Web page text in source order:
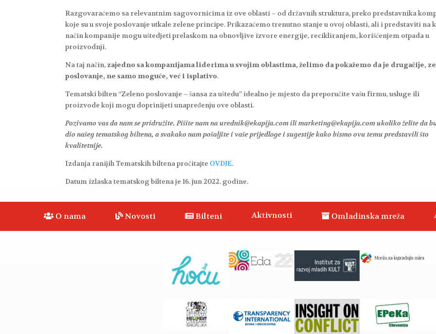
Razgovaraćemo sa relevantnim sagovornicima iz ove oblasti – od državnih struktura, preko predstavnika
koje su u svoje poslovanje utkale zelene principe. Prikazaćemo trenutno stanje u ovoj oblasti, ali i predstaviti na
način kompanije mogu uštedjeti prelaskom na obnovljive izvore energije, recikliranjem, korišćenjem otpada u
proizvodnji.
Na taj način, zajedno sa kompanijama liderima u svojim oblastima, želimo da pokažemo da je drugačije,
poslovanje, ne samo moguće, već i isplativo.
Tematski bilten “Zeleno poslovanje – šansa za uštedu” idealno je mjesto da preporučite vašu firmu, usluge ili
proizvode koji mogu doprinijeti unapređenju ove oblasti.
Pozivamo vas da nam se pridružite. Pišite nam na urednik@ekapija.com ili marketing@ekapija.com ukoliko želite da
dio našeg tematskog biltena, a svakako nam pošaljite i vaše prijedloge i sugestije kako bismo ovu temu predstavili što
kvalitetnije.
Izdanja ranijih Tematskih biltena pročitajte OVDJE.
Datum izlaska tematskog biltena je 16. jun 2022. godine.
O nama Novosti Bilteni Aktivnosti Omladinska mreža